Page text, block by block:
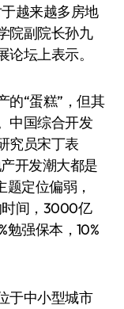
越来越多房地
院副院长孙九
坛上表示。
的“蛋糕”，但其
中国综合开发
究员宋丁表
开发潮大都是
题定位偏弱，
时间，3000亿
勉强保本，10%
于中小型城市